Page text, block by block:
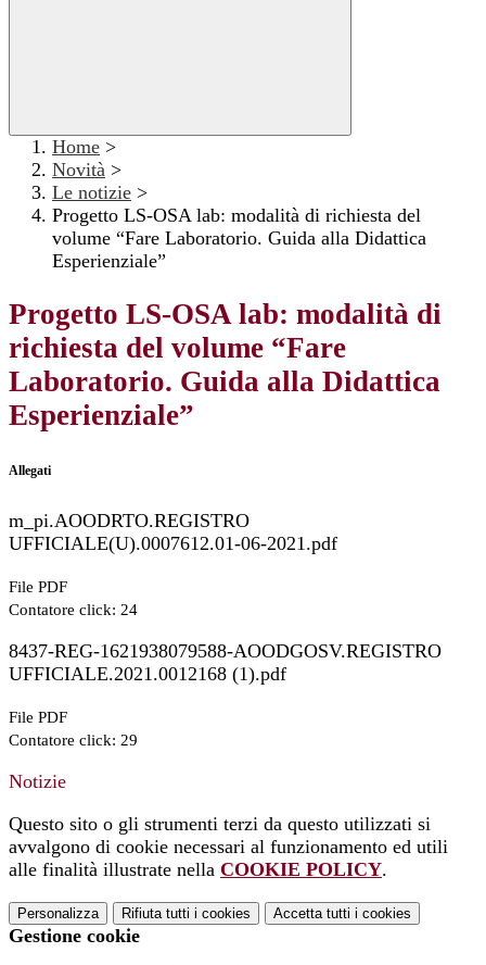
Home >
Novità >
Le notizie >
Progetto LS-OSA lab: modalità di richiesta del
volume “Fare Laboratorio. Guida alla Didattica
Esperienziale”
Progetto LS-OSA lab: modalità di
richiesta del volume “Fare
Laboratorio. Guida alla Didattica
Esperienziale”
Allegati
m_pi.AOODRTO.REGISTRO
UFFICIALE(U).0007612.01-06-2021.pdf
File PDF
Contatore click: 24
8437-REG-1621938079588-AOODGOSV.REGISTRO
UFFICIALE.2021.0012168 (1).pdf
File PDF
Contatore click: 29
Notizie
Questo sito o gli strumenti terzi da questo utilizzati si
avvalgono di cookie necessari al funzionamento ed utili
alle finalità illustrate nella COOKIE POLICY.
Personalizza Rifiuta tutti i cookies Accetta tutti i cookies
Gestione cookie